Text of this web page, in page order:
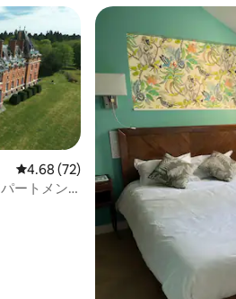
レビュー72件、5つ星中4.68つ星の
4.68 (72)
ートメン